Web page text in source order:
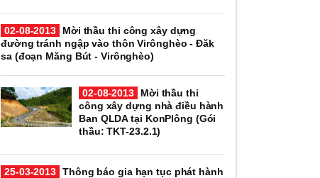
02-08-2013
Mời thầu thi công xây dựng
đường tránh ngập vào thôn Virônghèo - Đăk
sa (đoạn Măng Bút - Virônghèo)
02-08-2013
Mời thầu thi
công xây dựng nhà điều hành
Ban QLDA tại KonPlông (Gói
thầu: TKT-23.2.1)
25-03-2013 Thông báo gia hạn tục phát hành